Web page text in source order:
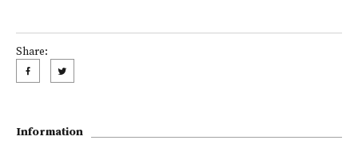
Share:
Information